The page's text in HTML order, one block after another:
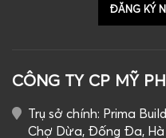
CÔNG TY CP MỸ
Trụ sở chính: Prima
Chợ Dừa, Đống Đa, Hà